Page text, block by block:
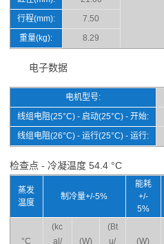
行程(mm):
7.50
重量(kg):
8.29
电子数据
电机型号:
线组电阻(25°C) - 启动(25°C) - 开始:
线组电阻(26°C) - 运行(25°C) - 运行:
检查点 - 冷凝温度 54.4 °C
蒸发
温度
制冷量+/-5%
能耗
+/-
5%
°C
(kc
al/
(W)
(Bt
u/
(W)